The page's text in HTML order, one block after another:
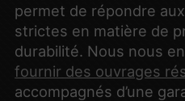
permet de répondre
strictes en matière de
durabilité. Nous nous
fournir des ouvrages
accompagnés d’une